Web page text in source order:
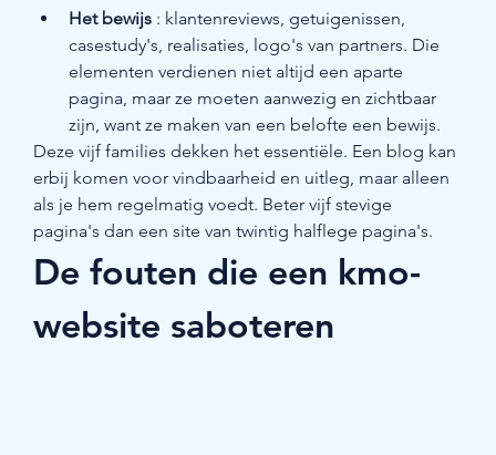
Het bewijs : klantenreviews, getuigenissen,
casestudy's, realisaties, logo's van partners. Die
elementen verdienen niet altijd een aparte
pagina, maar ze moeten aanwezig en zichtbaar
zijn, want ze maken van een belofte een bewijs.
Deze vijf families dekken het essentiële. Een blog kan
erbij komen voor vindbaarheid en uitleg, maar alleen
als je hem regelmatig voedt. Beter vijf stevige
pagina's dan een site van twintig halflege pagina's.
De fouten die een kmo-
website saboteren